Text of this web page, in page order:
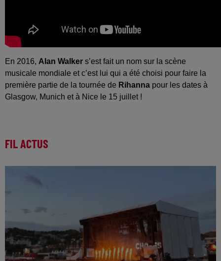
En 2016, Alan Walker s’est fait un nom sur la scène
musicale mondiale et c’est lui qui a été choisi pour faire la
première partie de la tournée de Rihanna pour les dates à
Glasgow, Munich et à Nice le 15 juillet !
FIL ACTUS